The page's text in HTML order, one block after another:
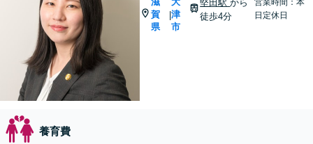
賀
県
|津
市
堅田駅から
徒歩4分
営業時間：本
日定休日
養育費